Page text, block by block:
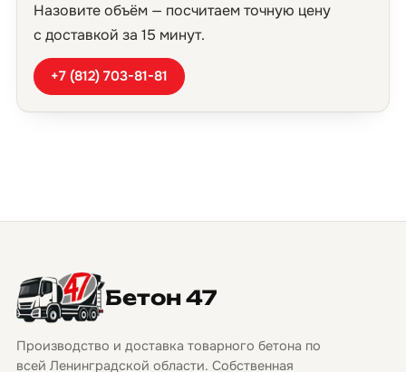
Назовите объём — посчитаем точную цену
с доставкой за 15 минут.
+7 (812) 703-81-81
Бетон 47
Производство и доставка товарного бетона по
всей Ленинградской области. Собственная